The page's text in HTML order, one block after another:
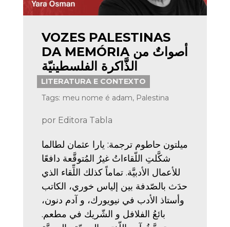
VOZES PALESTINAS
DA MEMÓRIA أصواتٌ من
الذَّاكرة الفلسطينيّة
LITERATURA E CONTEXTO
Tags: meu nome é adam, Palestina
por Editora Tabla
ميلتون حاطوم ترجمة: يارا عثمان لطالما
شكَّلتِ اللّقاءاتُ غيرُ المُتوقَّعة دافعًا
للأعمال الأدبيَّة. تماماً كذلك اللِّقاء الذي
حدَث بالصّدفة بين إلياس خوري، الكاتب
وأستاذ الأدب في نيويورك، و آدم دنون،
بائعُ الفلافل و الشّريك في مطعم.